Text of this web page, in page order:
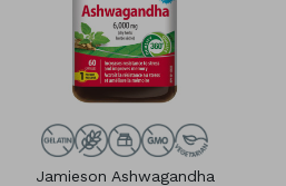
Jamieson Ashwagandha